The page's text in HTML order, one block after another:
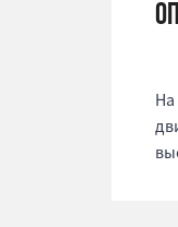
На